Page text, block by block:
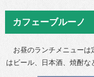
カフェーブルーノ
お昼のランチメニューは
はビール、日本酒、焼酎な